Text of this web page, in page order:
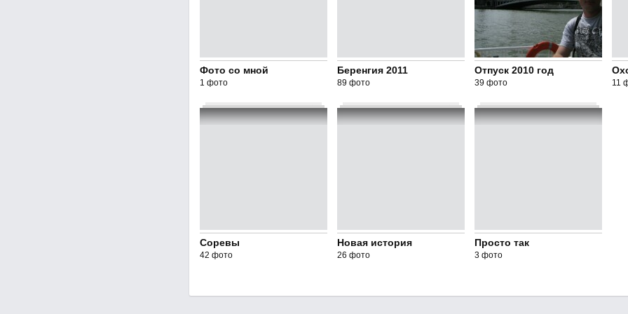
Фото со мной
1 фото
Беренгия 2011
89 фото
Отпуск 2010 год
39 фото 11
Соревы
42 фото
Новая история
26 фото
Просто так
3 фото